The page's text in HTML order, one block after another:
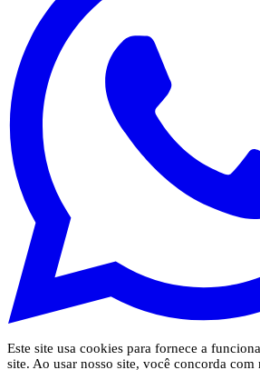
Este site usa cookies para fornece a
site. Ao usar nosso site, você concorda com